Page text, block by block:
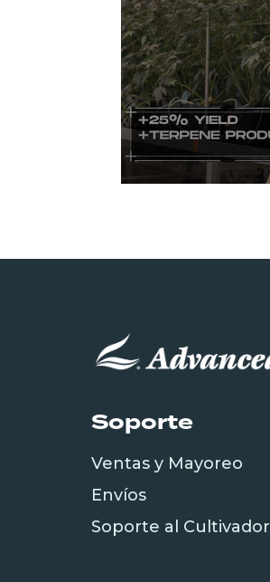
Soporte
Ventas y Mayoreo
Envíos
Soporte al Cultivador